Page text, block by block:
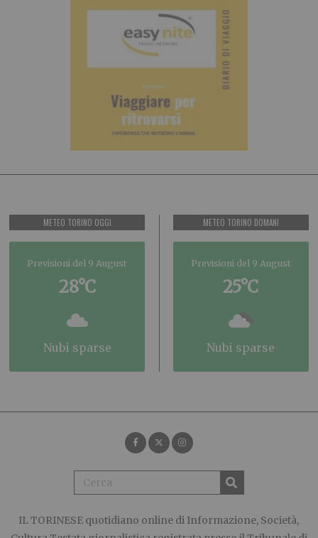
METEO TORINO OGGI
Previsioni del 9 August
28°C
nubi sparse
METEO TORINO DOMANI
Previsioni del 9 August
25°C
nubi sparse
IL TORINESE quotidiano online di Informazione, Società,